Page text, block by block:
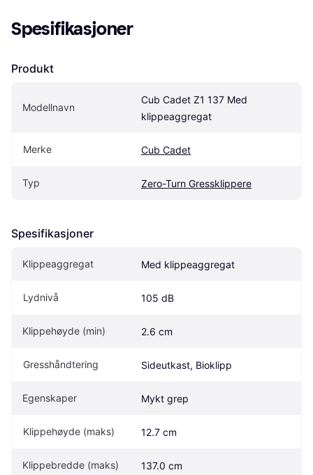
Spesifikasjoner
Produkt
Modellnavn
Cub Cadet Z1 137 Med
klippeaggregat
Merke Cub Cadet
Typ Zero-Turn Gressklippere
Spesifikasjoner
Klippeaggregat Med klippeaggregat
Lydnivå 105 dB
Klippehøyde (min) 2.6 cm
Gresshåndtering Sideutkast, Bioklipp
Egenskaper Mykt grep
Klippehøyde (maks) 12.7 cm
Klippebredde (maks) 137.0 cm